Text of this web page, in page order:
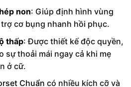
non: Giúp định hình vùng
cơ bụng nhanh hồi phục.
thấp: Được thiết kế độc quyền,
sự thoải mái ngay cả khi mẹ
ở cữ.
Chuẩn có nhiều kích cỡ và